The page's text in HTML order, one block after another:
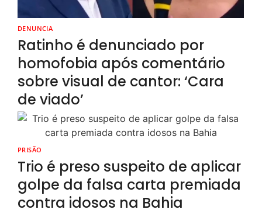
DENUNCIA
Ratinho é denunciado por
homofobia após comentário
sobre visual de cantor: ‘Cara
de viado’
PRISÃO
Trio é preso suspeito de aplicar
golpe da falsa carta premiada
contra idosos na Bahia